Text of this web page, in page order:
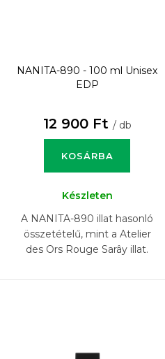
NANITA-890 - 100 ml Unisex
EDP
12 900 Ft / db
KOSÁRBA
Készleten
A NANITA-890 illat hasonló
összetételű, mint a Atelier
des Ors Rouge Sarây illat.